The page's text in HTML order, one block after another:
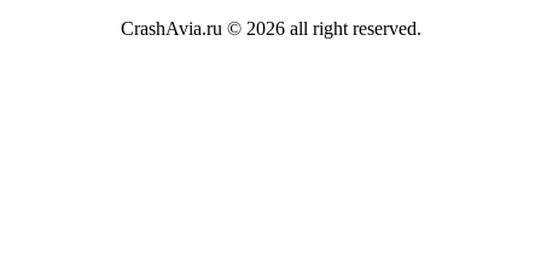
CrashAvia.ru © 2026 all right reserved.